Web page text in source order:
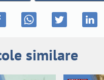
similare